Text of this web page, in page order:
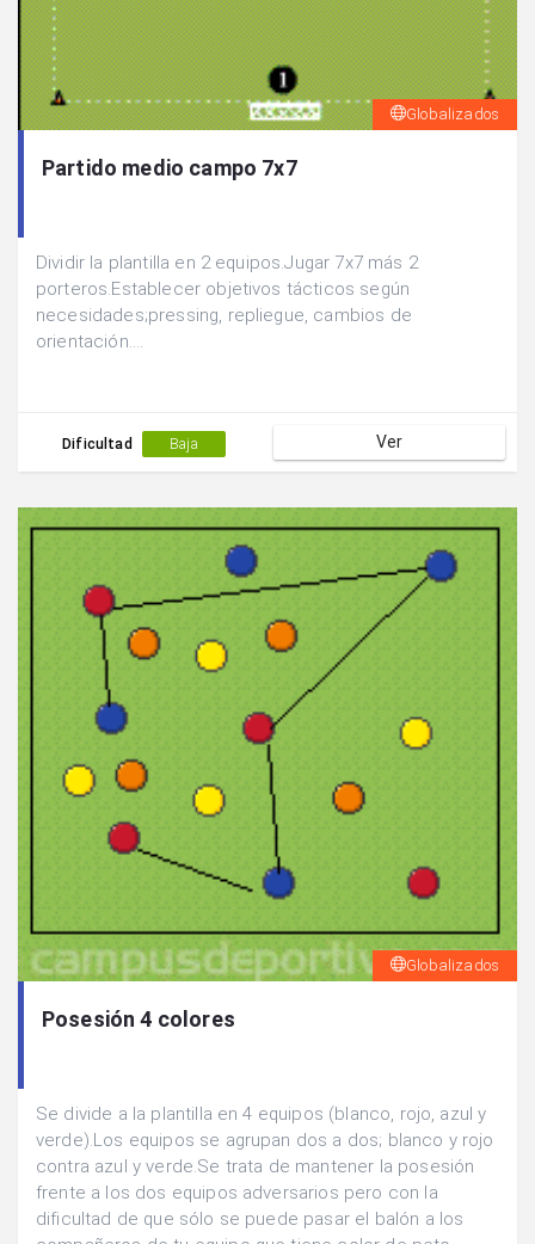
Globalizados
Partido medio campo 7x7
Dividir la plantilla en 2 equipos.Jugar 7x7 más 2
porteros.Establecer objetivos tácticos según
necesidades;pressing, repliegue, cambios de
orientación....
Dificultad Baja Ver
Globalizados
Posesión 4 colores
Se divide a la plantilla en 4 equipos (blanco, rojo, azul y
verde).Los equipos se agrupan dos a dos; blanco y rojo
contra azul y verde.Se trata de mantener la posesión
frente a los dos equipos adversarios pero con la
dificultad de que sólo se puede pasar el balón a los